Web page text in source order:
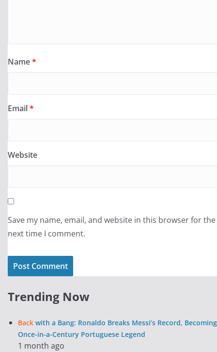
Name*
Email*
Website
Save my name, email, and website in this browser for the
next time I comment.
Trending Now
Back with a Bang: Ronaldo Breaks Messi’s Record,
Once-in-a-Century Portuguese Legend
1 month ago